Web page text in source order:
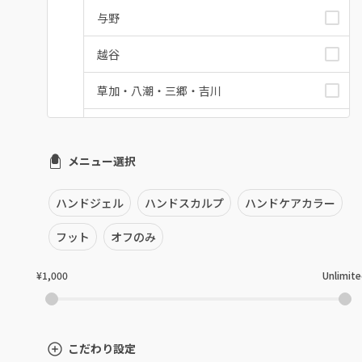
与野
越谷
草加・八潮・三郷・吉川
戸田
川越・本川越
ふじみ野・鶴瀬・上福岡
所沢・小手指
メニュー選択
ハンドジェル ハンドスカルプ ハンドケアカラー
フット オフのみ
¥1,000
こだわり設定